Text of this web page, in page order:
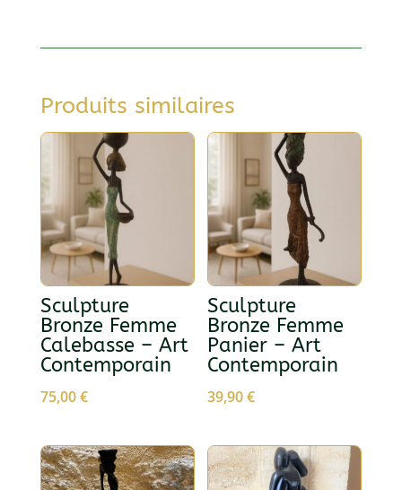
Produits similaires
Sculpture
Bronze Femme
Calebasse – Art
Contemporain
75,00€
Sculpture
Bronze Femme
Panier – Art
Contemporain
39,90€